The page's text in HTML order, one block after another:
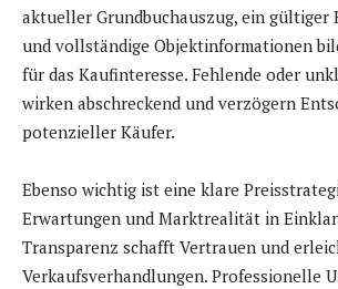
aktueller Grundbuchauszug, ein gültiger
und vollständige Objektinformationen
für das Kaufinteresse. Fehlende oder
wirken abschreckend und verzögern
potenzieller Käufer.
Ebenso wichtig ist eine klare
Erwartungen und Marktrealität in
Transparenz schafft Vertrauen und
Verkaufsverhandlungen. Professionelle